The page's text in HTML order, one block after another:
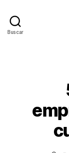
Buscar